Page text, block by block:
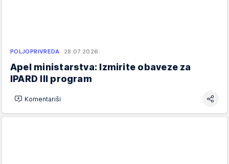
POLJOPRIVREDA 28.07.2026.
Apel ministarstva: Izmirite obaveze za
IPARD III program
Komentariši